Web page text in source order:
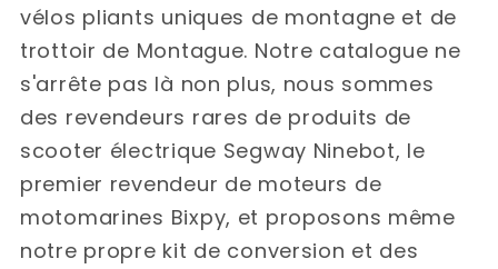
vélos pliants uniques de montagne et de
trottoir de Montague. Notre catalogue ne
s'arrête pas là non plus, nous sommes
des revendeurs rares de produits de
scooter électrique Segway Ninebot, le
premier revendeur de moteurs de
motomarines Bixpy, et proposons même
notre propre kit de conversion et des